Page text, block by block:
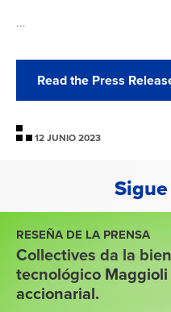
...
Read the Press
12 JUNIO 2023
RESEÑA DE LA PRENSA
Collectives da la
tecnológico
accionarial.